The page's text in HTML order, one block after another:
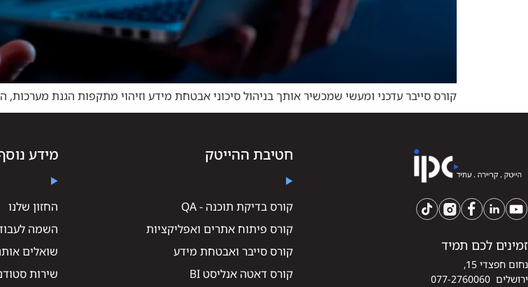
קורס סייבר עדכני ומעשי שמכשיר אותך בניהול סיכוני אבטחת מידע וזיהוי מתקפות הגנת
זמינים לכם תמיד
נחום חפצדי 15,
ירושלים 077-2760060
חטיבת ההייטק
קורס בדיקת תוכנה - QA
קורס פיתוח אתרים ואפליקציות
קורס סייבר ואבטחת מידע
קורס דאטה אנליסט BI
מידע
החזון שלנו
השמה
שואלים
שירות